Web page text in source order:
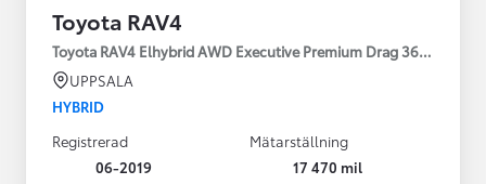
Toyota RAV4
Toyota RAV4 Elhybrid AWD Executive Premium Drag 360-kamera
UPPSALA
HYBRID
Registrerad
06-2019
Mätarställning
17 470 mil